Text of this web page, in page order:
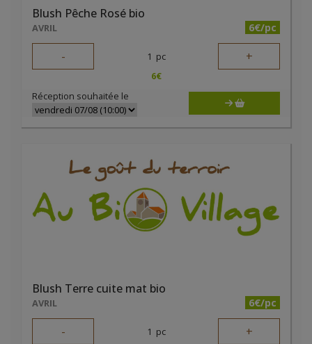
Blush Pêche Rosé bio
AVRIL 6€/pc
- 1 pc +
6€
Réception souhaitée le
Blush Terre cuite mat bio
AVRIL 6€/pc
- 1 pc +